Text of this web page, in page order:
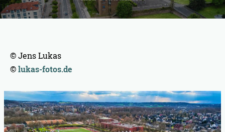
© Jens Lukas
©lukas-fotos.de